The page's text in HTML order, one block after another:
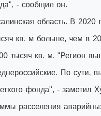
- сообщил он.
область. В 2020
кв. м больше, чем в
тысяч кв. м. "Регион
По сути,
фонда", - заметил
расселения